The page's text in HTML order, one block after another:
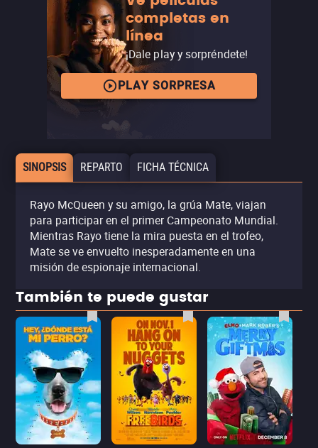
completas en
línea
¡Dale play y sorpréndete!
PLAY SORPRESA
SINOPSIS REPARTO FICHA TÉCNICA
Rayo McQueen y su amigo, la grúa Mate, viajan
para participar en el primer Campeonato Mundial.
Mientras Rayo tiene la mira puesta en el trofeo,
Mate se ve envuelto inesperadamente en una
misión de espionaje internacional.
También te puede gustar